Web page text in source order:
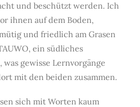
und beschützt werden. Ich
ihnen auf dem Boden,
und friedlich am Grasen
ein südliches
gewisse Lernvorgänge
mit den beiden zusammen.
sich mit Worten kaum